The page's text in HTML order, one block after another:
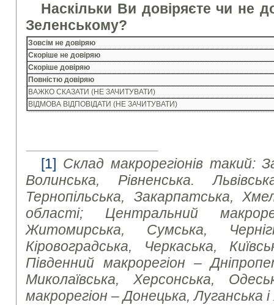
Наскільки Ви довіряєте чи не
Зеленському?
Зовсім не довіряю
Скоріше не довіряю
Скоріше довіряю
Повністю довіряю
ВАЖКО СКАЗАТИ (НЕ ЗАЧИТУВАТИ)
ВІДМОВА ВІДПОВІДАТИ (НЕ ЗАЧИТУВАТИ)
[1] Склад макрорегіонів такий:
Волинська, Рівненська.
Тернопільська, Закарпатська,
області; Центральний
Житомирська, Сумська,
Кіровоградська, Черкаська,
Південний макрорегіон –
Миколаївська, Херсонська,
макрорегіон – Донецька, Луганська